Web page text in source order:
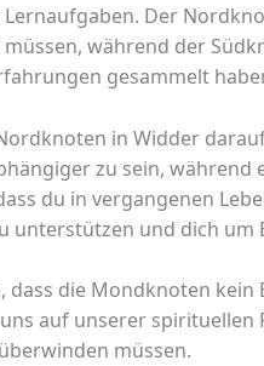
Der
während der
gesammelt
in Widder
zu sein, während
du in vergangenen
unterstützen und dich um
dass die Mondknoten kein
auf unserer spirituellen
müssen.